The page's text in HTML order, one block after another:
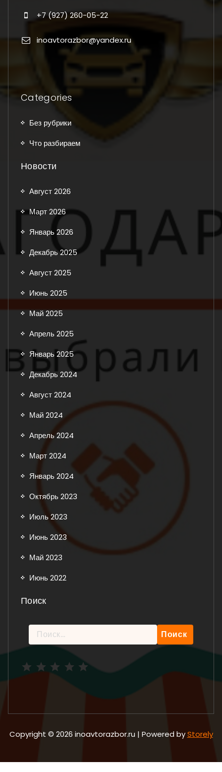
+7 (927) 260-05-22
inoavtorazbor@yandex.ru
Categories
Без рубрики
Что разбираем
Новости
Август 2026
Март 2026
Январь 2026
Декабрь 2025
Август 2025
Июнь 2025
Май 2025
Апрель 2025
Январь 2025
Декабрь 2024
Август 2024
Май 2024
Апрель 2024
Март 2024
Январь 2024
Октябрь 2023
Июль 2023
Июнь 2023
Май 2023
Июнь 2022
Поиск
Найти:
Copyright © 2026 inoavtorazbor.ru | Powered byStorely